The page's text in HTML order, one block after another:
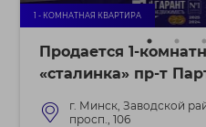
1 - КОМНАТНАЯ КВАРТИРА
Продается 1-
«сталинка» пр-т
г. Минск, Заводской
просп., 106